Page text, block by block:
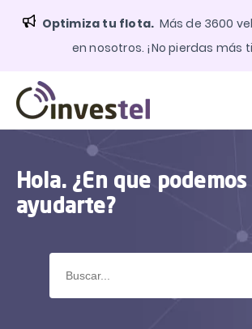
Optimiza tu flota. Más de 3600
en nosotros. ¡No pierdas más
Hola. ¿En que podemos
ayudarte?
Buscar: